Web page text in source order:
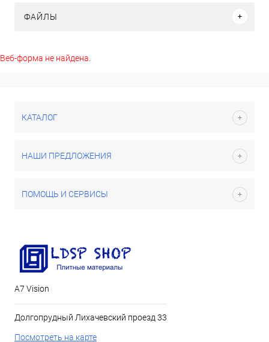
ФАЙЛЫ
Веб-форма не найдена.
КАТАЛОГ
НАШИ ПРЕДЛОЖЕНИЯ
ПОМОЩЬ И СЕРВИСЫ
А7 Vision
Долгопрудный Лихачевский проезд 33
Посмотреть на карте